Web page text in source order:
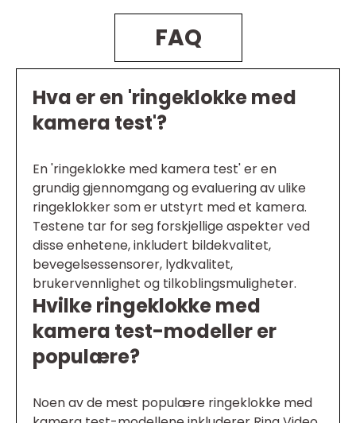
FAQ
Hva er en 'ringeklokke med
kamera test'?
En 'ringeklokke med kamera test' er en
grundig gjennomgang og evaluering av ulike
ringeklokker som er utstyrt med et kamera.
Testene tar for seg forskjellige aspekter ved
disse enhetene, inkludert bildekvalitet,
bevegelsessensorer, lydkvalitet,
brukervennlighet og tilkoblingsmuligheter.
Hvilke ringeklokke med
kamera test-modeller er
populære?
Noen av de mest populære ringeklokke med